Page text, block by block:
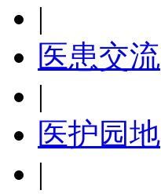
|
医患交流
|
医护园地
|